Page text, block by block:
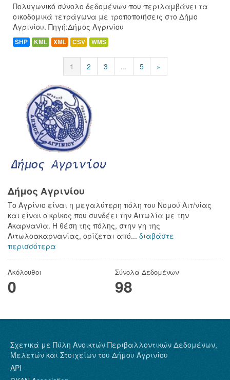
Πολυγωνικό σύνολο δεδομένων που περιλαμβάνει τα
οικοδομικά τετράγωνα με τροποποιήσεις στο Δήμο
Αγρινίου. Πηγή:Δήμος Αγρινίου
SHP KML XML CSV WMS
1 2 3 ... 5 »
Δήμος Αγρινίου
Το Αγρίνιο είναι η μεγαλύτερη πόλη του Νομού Αιτ/νίας
και είναι ο κρίκος που συνδέει την Αιτωλία με την
Ακαρνανία. Η θέση της πόλης, στην γη της
Αιτωλοακαρνανίας, ορίζεται από... διαβάστε
περισσότερα
Ακόλουθοι
0
Σύνολα Δεδομένων
98
Σχετικά με Πύλη Ανοικτών Περιβαλλοντικών Δεδομένων,
Μελετών και Στοιχείων του Δήμου Αγρινίου
API